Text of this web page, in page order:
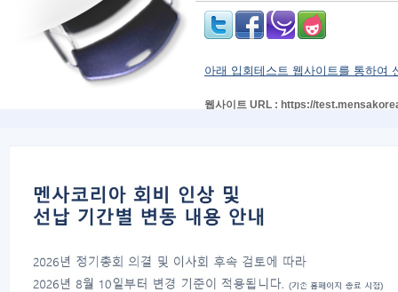
아래 입회테스트 웹사이트를 통하여
웹사이트 URL : https://
안녕하십니까, 예비 멘사 회원 여
2026년 4월 11일(토) 실시 예정인
필수 지참 서류 및 유의사항을 꼼
입회테스트 일정 안내